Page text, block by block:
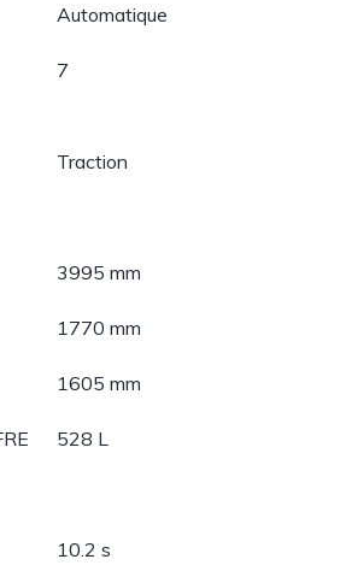
Automatique
7
Traction
3995 mm
1770 mm
1605 mm
528 L
10.2 s